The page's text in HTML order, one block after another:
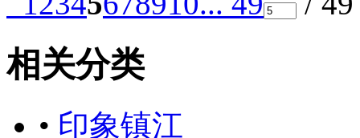
相关分类
• 印象镇江